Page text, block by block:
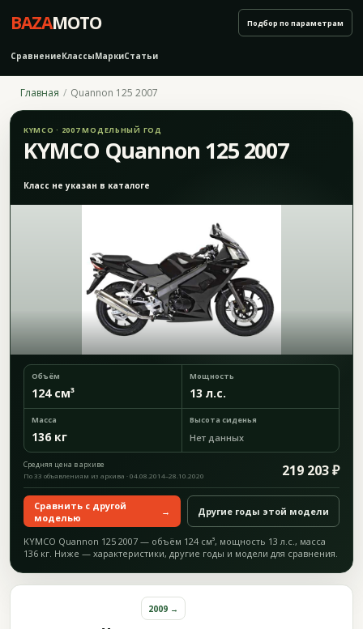
BAZAMOTO
СравнениеКлассыМаркиСтатьи
Подбор по параметрам
Главная Quannon 125 2007
KYMCO · 2007 МОДЕЛЬНЫЙ ГОД
KYMCO Quannon 125 2007
Класс не указан в каталоге
Объём
124 см³
Мощность
13 л.с.
Масса
136 кг
Высота сиденья
Нет данных
Средняя цена в архиве 219 203 ₽
По 33 объявлениям из архива · 04.08.2014–28.10.2020
Сравнить с другой
моделью
→ Другие годы этой модели
KYMCO Quannon 125 2007 — объём 124 см³, мощность 13 л.с., масса
136 кг. Ниже — характеристики, другие годы и модели для сравнения.
2009 →